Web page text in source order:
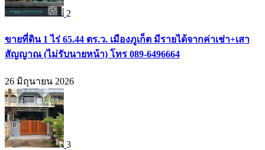
2
ขายที่ดิน 1 ไร่ 65.44 ตร.ว. เมืองภูเก็ต มีรายได้จากค่าเช่า+เสา
สัญญาณ (ไม่รับนายหน้า) โทร 089-6496664
26 มิถุนายน 2026
3